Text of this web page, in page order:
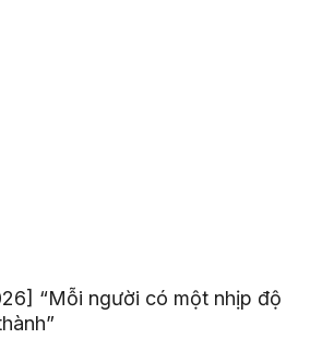
“Mỗi người có một nhịp độ